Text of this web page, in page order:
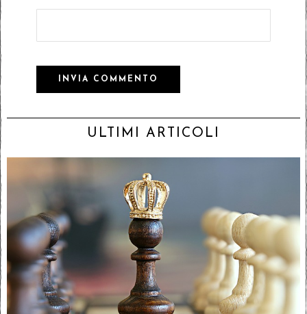
ULTIMI ARTICOLI